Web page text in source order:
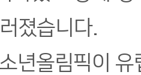
졌습니다.
년올림픽이